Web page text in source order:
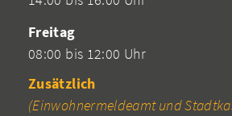
Freitag
08:00 bis 12:00 Uhr
Zusätzlich
(Einwohnermeldeamt und